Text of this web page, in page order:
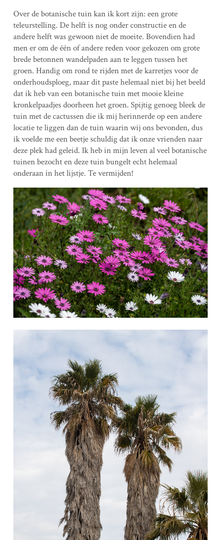
Over de botanische tuin kan ik kort zijn: een grote
teleurstelling. De helft is nog onder constructie en de
andere helft was gewoon niet de moeite. Bovendien had
men er om de één of andere reden voor gekozen om grote
brede betonnen wandelpaden aan te leggen tussen het
groen. Handig om rond te rijden met de karretjes voor de
onderhoudsploeg, maar dit paste helemaal niet bij het beeld
dat ik heb van een botanische tuin met mooie kleine
kronkelpaadjes doorheen het groen. Spijtig genoeg bleek de
tuin met de cactussen die ik mij herinnerde op een andere
locatie te liggen dan de tuin waarin wij ons bevonden, dus
ik voelde me een beetje schuldig dat ik onze vrienden naar
deze plek had geleid. Ik heb in mijn leven al veel botanische
tuinen bezocht en deze tuin bungelt echt helemaal
onderaan in het lijstje. Te vermijden!